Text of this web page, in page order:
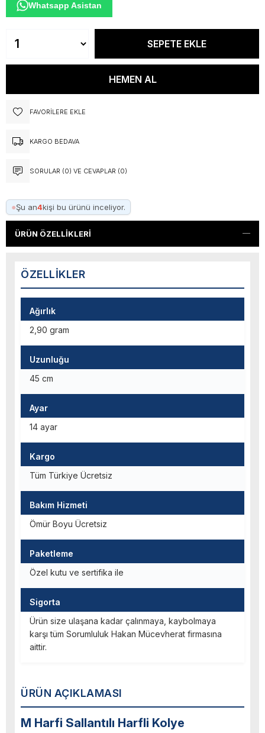
Whatsapp Asistan
FAVORILERE EKLE
KARGO BEDAVA
SORULAR (0) VE CEVAPLAR (0)
●Şu an4kişi bu ürünü inceliyor.
ÜRÜN ÖZELLIKLERI
ÜRÜN AÇIKLAMASI
M Harfi Sallantılı Harfli Kolye
ÖZELLIKLER
Ağırlık
2,90 gram
Uzunluğu
45 cm
Ayar
14 ayar
Kargo
Tüm Türkiye Ücretsiz
Bakım Hizmeti
Ömür Boyu Ücretsiz
Paketleme
Özel kutu ve sertifika ile
Sigorta
Ürün size ulaşana kadar çalınmaya, kaybolmaya
karşı tüm Sorumluluk Hakan Mücevherat firmasına
aittir.